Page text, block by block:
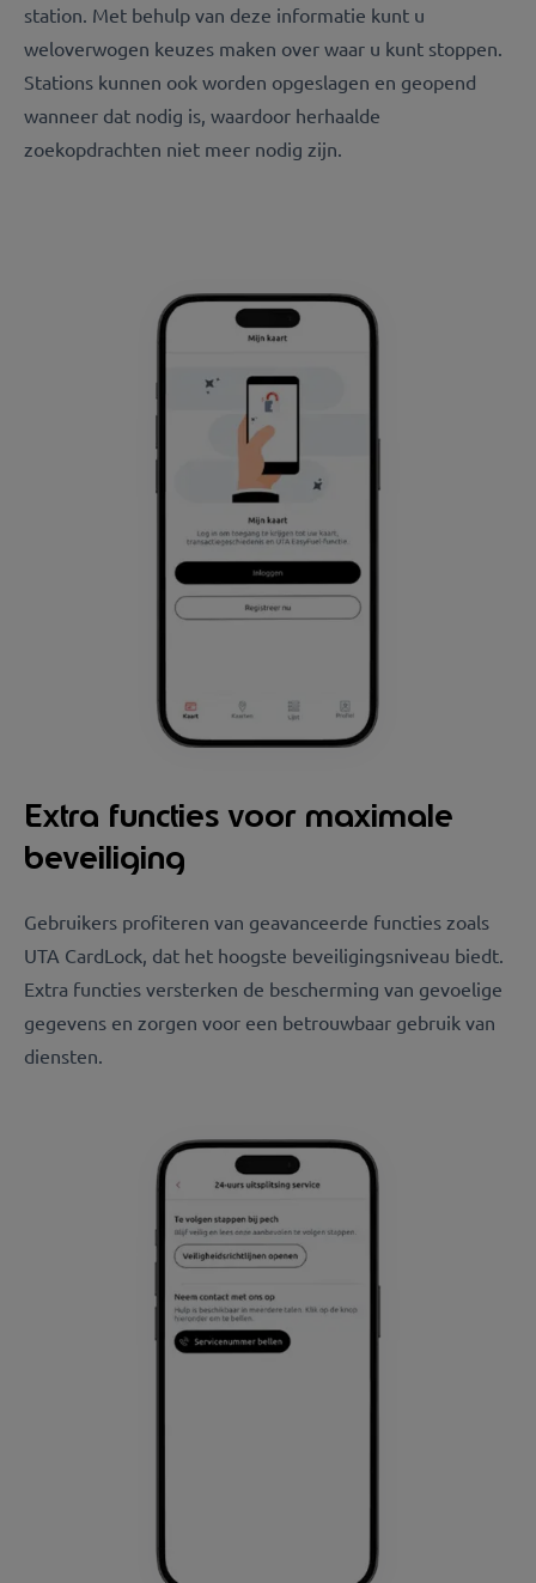
station. Met behulp van deze informatie kunt u
weloverwogen keuzes maken over waar u kunt stoppen.
Stations kunnen ook worden opgeslagen en geopend
wanneer dat nodig is, waardoor herhaalde
zoekopdrachten niet meer nodig zijn.
Extra functies voor maximale
beveiliging
Gebruikers profiteren van geavanceerde functies zoals
UTA CardLock, dat het hoogste beveiligingsniveau biedt.
Extra functies versterken de bescherming van gevoelige
gegevens en zorgen voor een betrouwbaar gebruik van
diensten.